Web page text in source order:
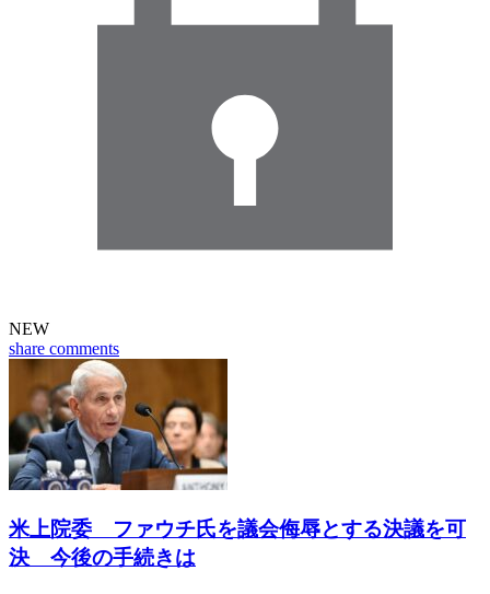
NEW
share comments
米上院委 ファウチ氏を議会侮辱とする決議を可
決 今後の手続きは